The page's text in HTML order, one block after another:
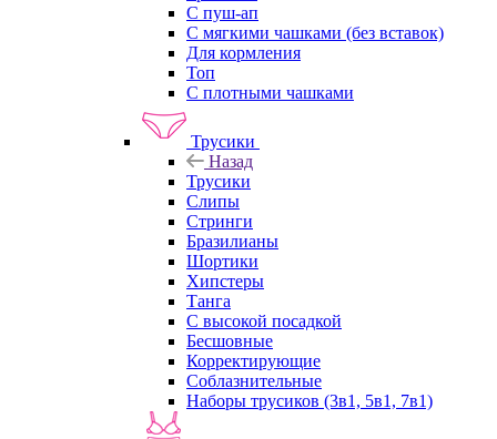
С пуш-ап
С мягкими чашками (без вставок)
Для кормления
Топ
С плотными чашками
Трусики
Назад
Трусики
Слипы
Стринги
Бразилианы
Шортики
Хипстеры
Танга
С высокой посадкой
Бесшовные
Корректирующие
Соблазнительные
Наборы трусиков (3в1, 5в1, 7в1)